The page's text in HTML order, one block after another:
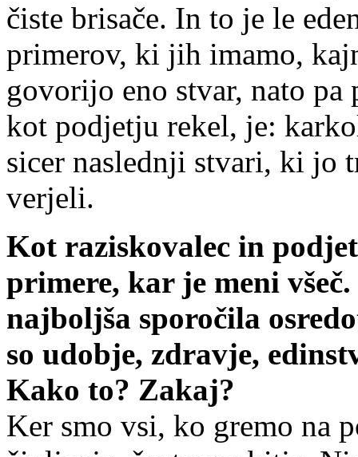
čiste brisače. In to je le
primerov, ki jih imamo,
govorijo eno stvar, nato
kot podjetju rekel, je:
sicer naslednji stvari, ki jo
verjeli.
Kot raziskovalec in
primere, kar je meni
najboljša sporočila
so udobje, zdravje,
Kako to? Zakaj?
Ker smo vsi, ko gremo na